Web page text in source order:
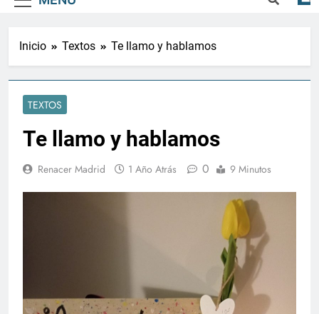
Inicio Textos Te llamo y hablamos
TEXTOS
Te llamo y hablamos
Renacer Madrid 1 Año Atrás 0 9 Minutos